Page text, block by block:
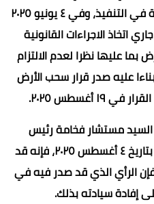
الأعمال مما يدل على عدم الجدية في التنفيذ، وفي ٤ يونيو ٢٠٢٥
اتخاذ الاجراءات القانونية
عليها نظرا لعدم الالتزام
عليه صدر قرار سحب الأرض
السيد مستشار فخامة رئيس
الجمهورية للتخطيط العمراني، بتاريخ ٤ أغسطس ٢٠٢٥، فإنه قد
الرأي الذي قد صدر فيه في
إفادة سيادته بذلك.